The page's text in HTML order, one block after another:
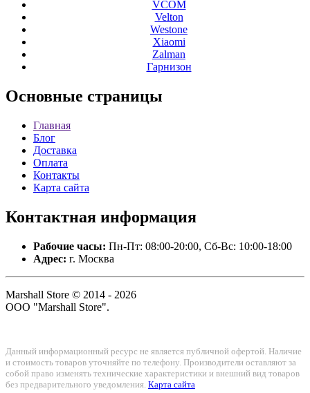
VCOM
Velton
Westone
Xiaomi
Zalman
Гарнизон
Основные страницы
Главная
Блог
Доставка
Оплата
Контакты
Карта сайта
Контактная информация
Рабочие часы: Пн-Пт: 08:00-20:00, Сб-Вс: 10:00-18:00
Адрес: г. Москва
Marshall Store © 2014 - 2026
ООО "Marshall Store".
Данный информационный ресурс не является публичной офертой. Наличие
и стоимость товаров уточняйте по телефону. Производители оставляют за
собой право изменять технические характеристики и внешний вид товаров
без предварительного уведомления. Карта сайта